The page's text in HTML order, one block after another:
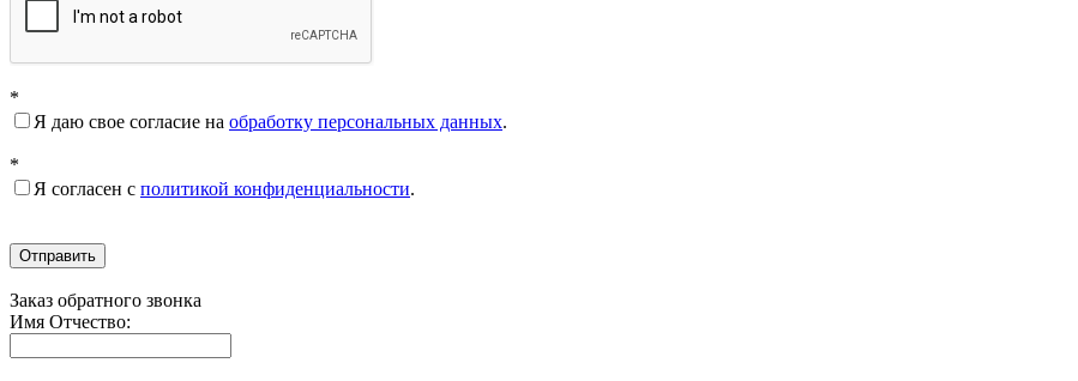
*
Я даю свое согласие на обработку персональных данных.
*
Я согласен с политикой конфиденциальности.
Отправить
Заказ обратного звонка
Имя Отчество: